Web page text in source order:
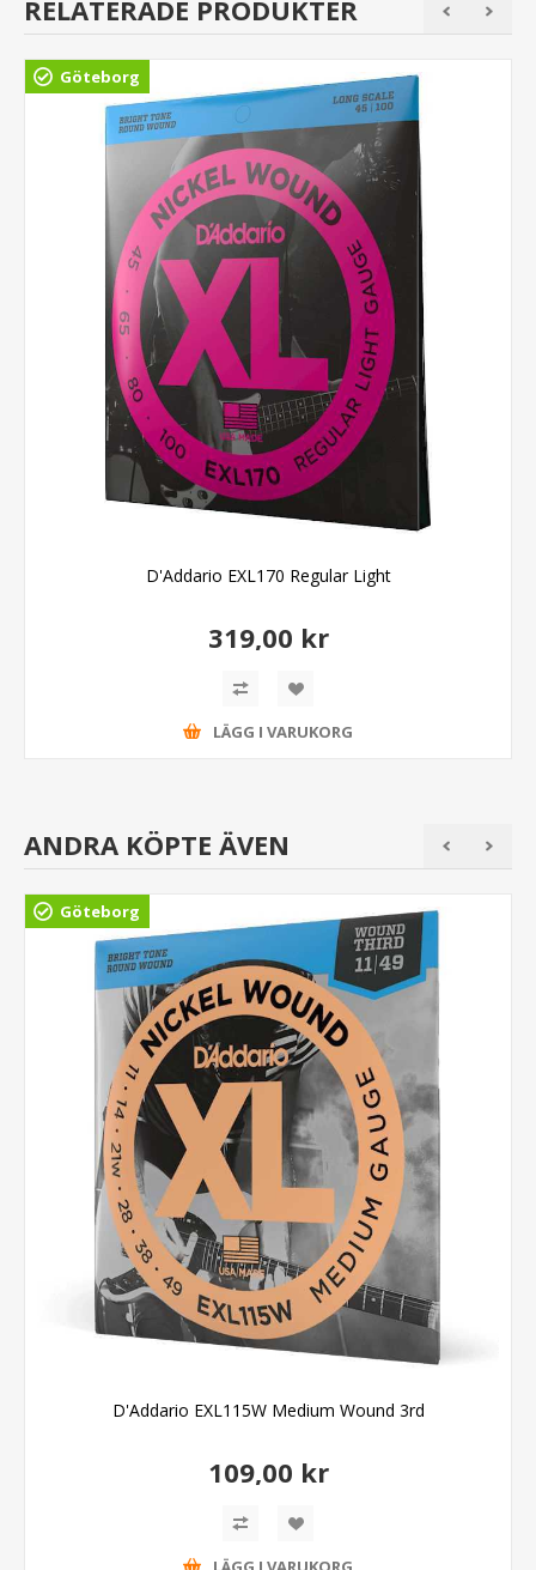
RELATERADE PRODUKTER
Göteborg
D'Addario EXL170 Regular Light
319,00 kr
LÄGG I VARUKORG
ANDRA KÖPTE ÄVEN
Göteborg
D'Addario EXL115W Medium Wound 3rd
109,00 kr